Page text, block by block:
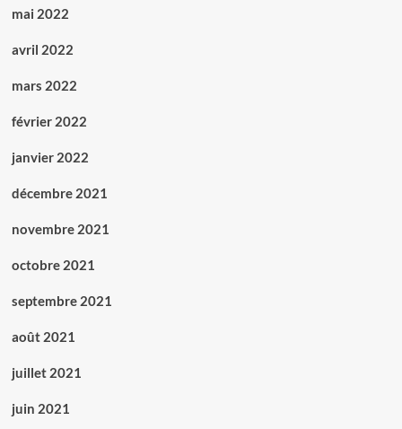
mai 2022
avril 2022
mars 2022
février 2022
janvier 2022
décembre 2021
novembre 2021
octobre 2021
septembre 2021
août 2021
juillet 2021
juin 2021